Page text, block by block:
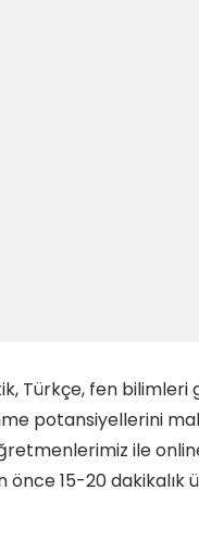
Türkçe, fen
potansiyellerini
ile
15-20 dakikalık